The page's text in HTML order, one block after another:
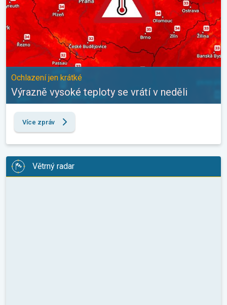
Ochlazení jen krátké
Výrazně vysoké teploty se vrátí v neděli
Více zpráv
Větrný radar